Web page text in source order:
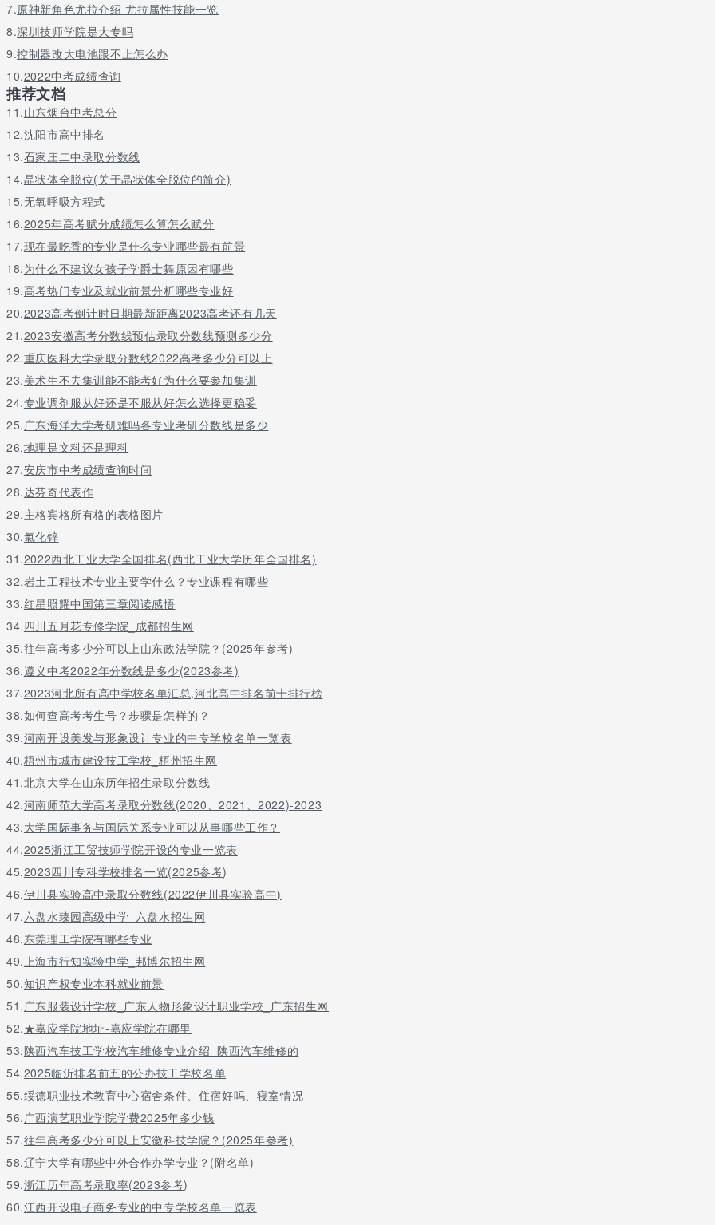
7.原神新角色尤拉介绍 尤拉属性技能一览
8.深圳技师学院是大专吗
9.控制器改大电池跟不上怎么办
10.2022中考成绩查询
推荐文档
11.山东烟台中考总分
12.沈阳市高中排名
13.石家庄二中录取分数线
14.晶状体全脱位(关于晶状体全脱位的简介)
15.无氧呼吸方程式
16.2025年高考赋分成绩怎么算怎么赋分
17.现在最吃香的专业是什么专业哪些最有前景
18.为什么不建议女孩子学爵士舞原因有哪些
19.高考热门专业及就业前景分析哪些专业好
20.2023高考倒计时日期最新距离2023高考还有几天
21.2023安徽高考分数线预估录取分数线预测多少分
22.重庆医科大学录取分数线2022高考多少分可以上
23.美术生不去集训能不能考好为什么要参加集训
24.专业调剂服从好还是不服从好怎么选择更稳妥
25.广东海洋大学考研难吗各专业考研分数线是多少
26.地理是文科还是理科
27.安庆市中考成绩查询时间
28.达芬奇代表作
29.主格宾格所有格的表格图片
30.氯化锌
31.2022西北工业大学全国排名(西北工业大学历年全国排名)
32.岩土工程技术专业主要学什么？专业课程有哪些
33.红星照耀中国第三章阅读感悟
34.四川五月花专修学院_成都招生网
35.往年高考多少分可以上山东政法学院？(2025年参考)
36.遵义中考2022年分数线是多少(2023参考)
37.2023河北所有高中学校名单汇总,河北高中排名前十排行榜
38.如何查高考考生号？步骤是怎样的？
39.河南开设美发与形象设计专业的中专学校名单一览表
40.梧州市城市建设技工学校_梧州招生网
41.北京大学在山东历年招生录取分数线
42.河南师范大学高考录取分数线(2020、2021、2022)-2023
43.大学国际事务与国际关系专业可以从事哪些工作？
44.2025浙江工贸技师学院开设的专业一览表
45.2023四川专科学校排名一览(2025参考)
46.伊川县实验高中录取分数线(2022伊川县实验高中)
47.六盘水臻园高级中学_六盘水招生网
48.东莞理工学院有哪些专业
49.上海市行知实验中学_邦博尔招生网
50.知识产权专业本科就业前景
51.广东服装设计学校_广东人物形象设计职业学校_广东招生网
52.★嘉应学院地址-嘉应学院在哪里
53.陕西汽车技工学校汽车维修专业介绍_陕西汽车维修的
54.2025临沂排名前五的公办技工学校名单
55.绥德职业技术教育中心宿舍条件、住宿好吗、寝室情况
56.广西演艺职业学院学费2025年多少钱
57.往年高考多少分可以上安徽科技学院？(2025年参考)
58.辽宁大学有哪些中外合作办学专业？(附名单)
59.浙江历年高考录取率(2023参考)
60.江西开设电子商务专业的中专学校名单一览表